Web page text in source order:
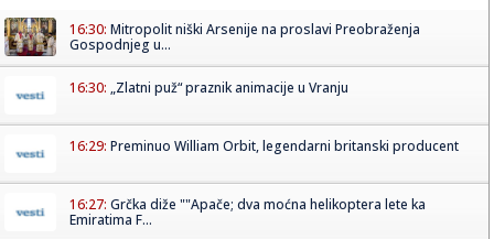
16:30: Mitropolit niški Arsenije na proslavi Preobraženja
Gospodnjeg u...
16:30: „Zlatni puž“ praznik animacije u Vranju
16:29: Preminuo William Orbit, legendarni britanski producent
16:27: Grčka diže ""Apače; dva moćna helikoptera lete ka
Emiratima F...